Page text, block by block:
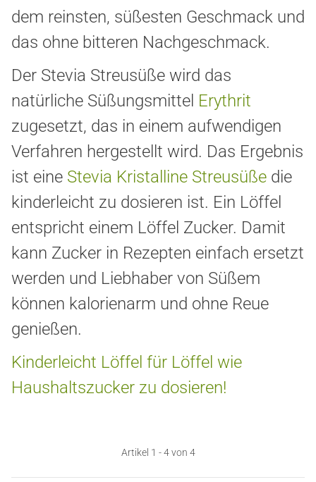
dem reinsten, süßesten Geschmack und
das ohne bitteren Nachgeschmack.
Der Stevia Streusüße wird das
natürliche Süßungsmittel Erythrit
zugesetzt, das in einem aufwendigen
Verfahren hergestellt wird. Das Ergebnis
ist eine Stevia Kristalline Streusüße die
kinderleicht zu dosieren ist. Ein Löffel
entspricht einem Löffel Zucker. Damit
kann Zucker in Rezepten einfach ersetzt
werden und Liebhaber von Süßem
können kalorienarm und ohne Reue
genießen.
Kinderleicht Löffel für Löffel wie
Haushaltszucker zu dosieren!
Artikel 1 - 4 von 4